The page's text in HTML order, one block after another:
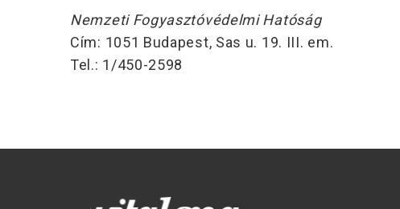
Nemzeti Fogyasztóvédelmi Hatóság
Cím: 1051 Budapest, Sas u. 19. III. em.
Tel.: 1/450-2598